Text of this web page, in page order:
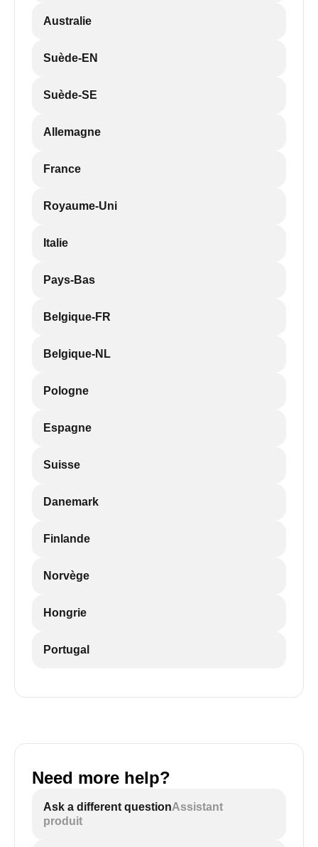
Australie
Suède-EN
Suède-SE
Allemagne
France
Royaume-Uni
Italie
Pays-Bas
Belgique-FR
Belgique-NL
Pologne
Espagne
Suisse
Danemark
Finlande
Norvège
Hongrie
Portugal
Need more help?
Ask a different questionAssistant
produit